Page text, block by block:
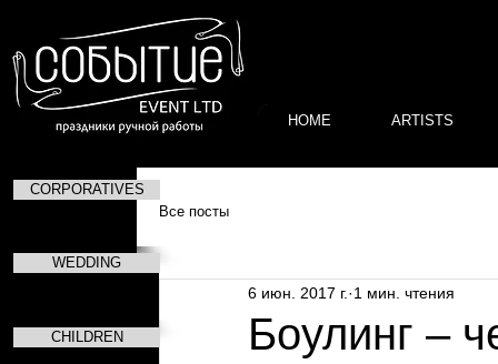
Все посты
Боулинг –
6 июн. 2017 г. 1 мин. чтения
HOME ARTISTS
CORPORATIVES
WEDDING
CHILDREN